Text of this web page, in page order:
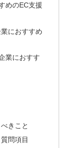
めのEC支援
におすすめ
業におすす
きこと
問項目